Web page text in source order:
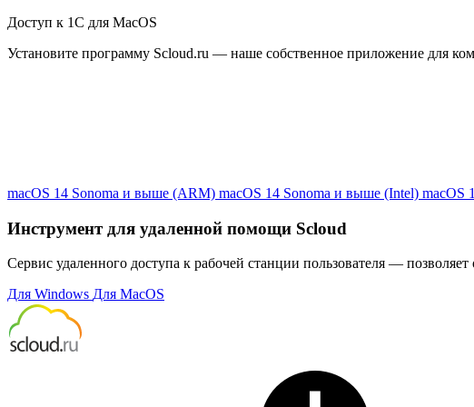
Доступ к 1С для MacOS
Установите программу Scloud.ru — наше собственное приложение для
macOS 14 Sonoma и выше (ARM) macOS 14 Sonoma и выше (Intel) macOS
Инструмент для удаленной помощи Scloud
Сервис удаленного доступа к рабочей станции пользователя —
Для Windows Для MacOS